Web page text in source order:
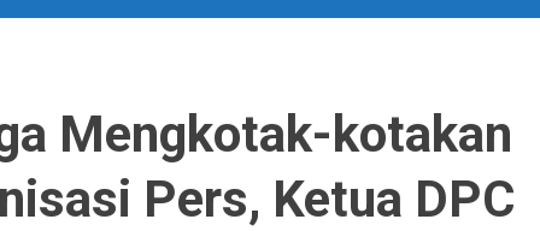
Mengkotak-kotakan
Pers, Ketua DPC